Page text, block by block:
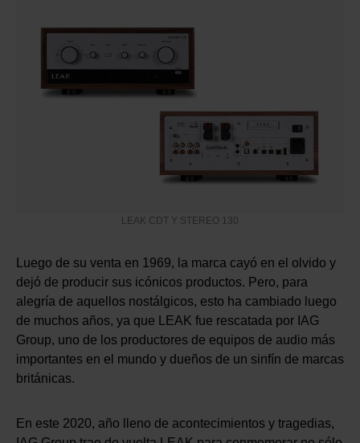
LEAK CDT Y STEREO 130
Luego de su venta en 1969, la marca cayó en el olvido y
dejó de producir sus icónicos productos. Pero, para
alegría de aquellos nostálgicos, esto ha cambiado luego
de muchos años, ya que LEAK fue rescatada por IAG
Group, uno de los productores de equipos de audio más
importantes en el mundo y dueños de un sinfín de marcas
británicas.
En este 2020, año lleno de acontecimientos y tragedias,